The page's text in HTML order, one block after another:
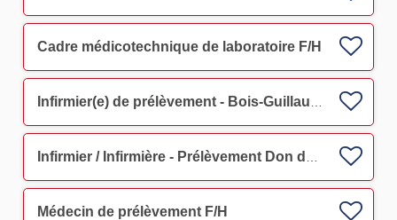
Cadre médicotechnique de laboratoire F/H
Médecin de prélèvement F/H